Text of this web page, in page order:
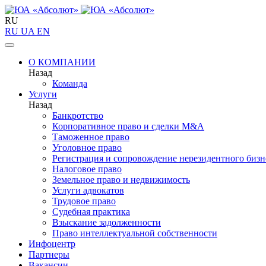
RU
RU UA EN
О КОМПАНИИ
Назад
Команда
Услуги
Назад
Банкротство
Корпоративное право и сделки M&A
Таможенное право
Уголовное право
Регистрация и сопровождение нерезидентного
Налоговое право
Земельное право и недвижимость
Услуги адвокатов
Трудовое право
Судебная практика
Взыскание задолженности
Право интеллектуальной собственности
Инфоцентр
Партнеры